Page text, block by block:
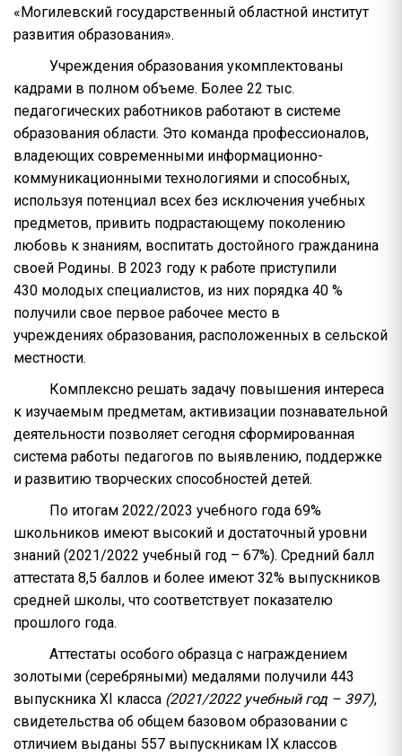
«Могилевский государственный областной институт
развития образования».
Учреждения образования укомплектованы
кадрами в полном объеме. Более 22 тыс.
педагогических работников работают в системе
образования области. Это команда профессионалов,
владеющих современными информационно-
коммуникационными технологиями и способных,
используя потенциал всех без исключения учебных
предметов, привить подрастающему поколению
любовь к знаниям, воспитать достойного гражданина
своей Родины. В 2023 году к работе приступили
430 молодых специалистов, из них порядка 40 %
получили свое первое рабочее место в
учреждениях образования, расположенных в сельской
местности.
Комплексно решать задачу повышения интереса
к изучаемым предметам, активизации познавательной
деятельности позволяет сегодня сформированная
система работы педагогов по выявлению, поддержке
и развитию творческих способностей детей.
По итогам 2022/2023 учебного года 69%
школьников имеют высокий и достаточный уровни
знаний (2021/2022 учебный год – 67%). Средний балл
аттестата 8,5 баллов и более имеют 32% выпускников
средней школы, что соответствует показателю
прошлого года.
Аттестаты особого образца с награждением
золотыми (серебряными) медалями получили 443
выпускника XI класса (2021/2022 учебный год – 397),
свидетельства об общем базовом образовании с
отличием выданы 557 выпускникам IX классов